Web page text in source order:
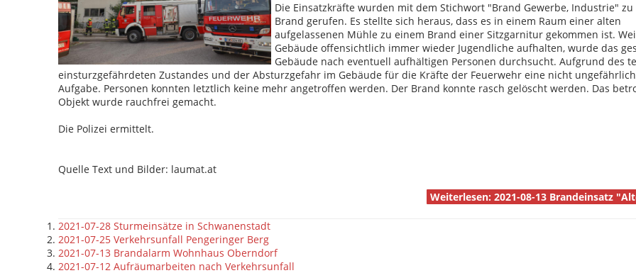
Die Einsatzkräfte wurden mit dem Stichwort "Brand Gewerbe, Industrie" zu
Brand gerufen. Es stellte sich heraus, dass es in einem Raum einer alten
aufgelassenen Mühle zu einem Brand einer Sitzgarnitur gekommen ist.
Gebäude offensichtlich immer wieder Jugendliche aufhalten, wurde das
Gebäude nach eventuell aufhältigen Personen durchsucht. Aufgrund des
einsturzgefährdeten Zustandes und der Absturzgefahr im Gebäude für die Kräfte der Feuerwehr eine nicht
Aufgabe. Personen konnten letztlich keine mehr angetroffen werden. Der Brand konnte rasch gelöscht werden. Das
Objekt wurde rauchfrei gemacht.
Die Polizei ermittelt.
Quelle Text und Bilder: laumat.at
Weiterlesen: 2021-08-13 Brandeinsatz
2021-07-28 Sturmeinsätze in Schwanenstadt
2021-07-25 Verkehrsunfall Pengeringer Berg
2021-07-13 Brandalarm Wohnhaus Oberndorf
2021-07-12 Aufräumarbeiten nach Verkehrsunfall